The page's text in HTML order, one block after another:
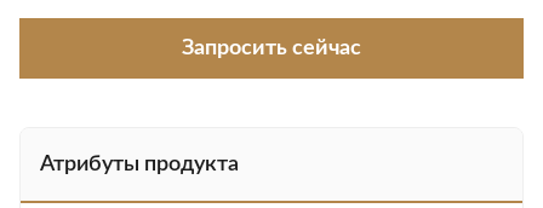
Запросить сейчас
Атрибуты продукта